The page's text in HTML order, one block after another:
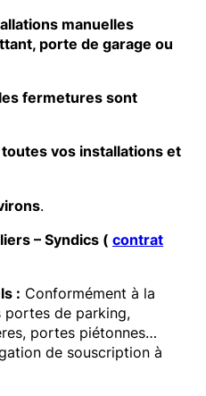
manuelles
porte de garage ou
fermetures sont
vos installations et
.
– Syndics ( contrat
: Conformément à la
portes de parking,
portes piétonnes…
de souscription à